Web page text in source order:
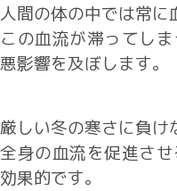
人間の体の中では常に
この血流が滞ってし
悪影響を及ぼします。
厳しい冬の寒さに負け
全身の血流を促進さ
効果的です。